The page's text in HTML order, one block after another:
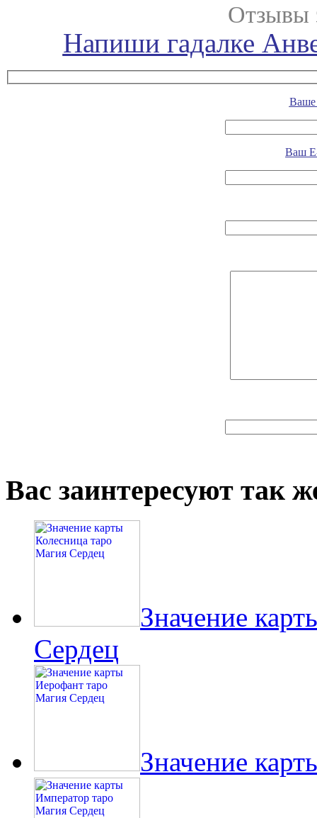
Отзывы
Напиши гадалке
Ваше
Ваш
Вас заинтересуют так
Значение
Сердец
Значение